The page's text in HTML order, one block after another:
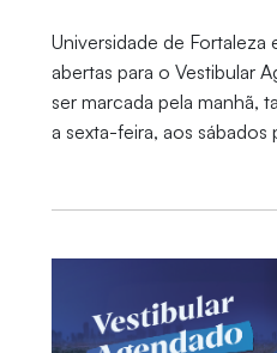
Universidade de Fortaleza
abertas para o Vestibular
ser marcada pela manhã,
a sexta-feira, aos sábados